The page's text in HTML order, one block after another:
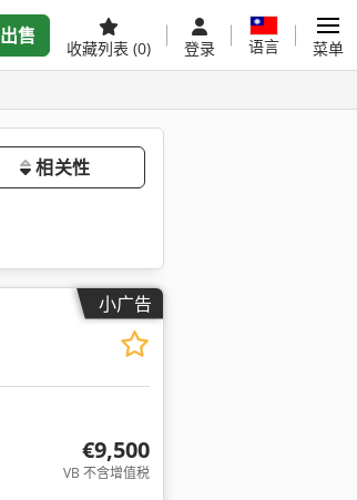
出售
收藏列表 (0) 登录 语言 菜单
相关性
小广告
€9,500
VB 不含增值税